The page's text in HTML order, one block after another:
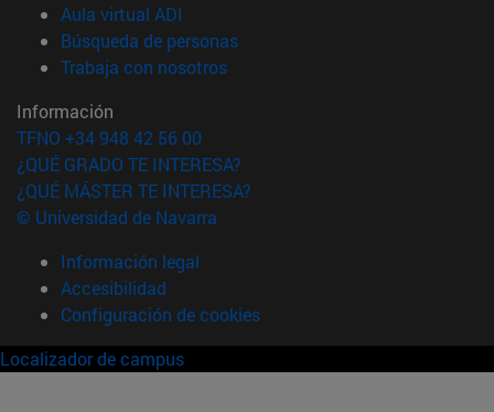
Aula virtual ADI
Búsqueda de personas(abre en nueva ventana)
Trabaja con nosotros(abre en nueva ventana)
Información
TFNO +34 948 42 56 00
¿QUÉ GRADO TE INTERESA?
¿QUÉ MÁSTER TE INTERESA?
© Universidad de Navarra
Información legal
Accesibilidad
Configuración de cookies
Localizador de campus